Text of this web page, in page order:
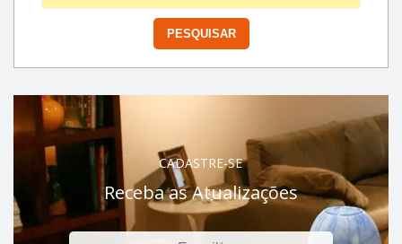
CADASTRE-SE
Receba as Atualizações